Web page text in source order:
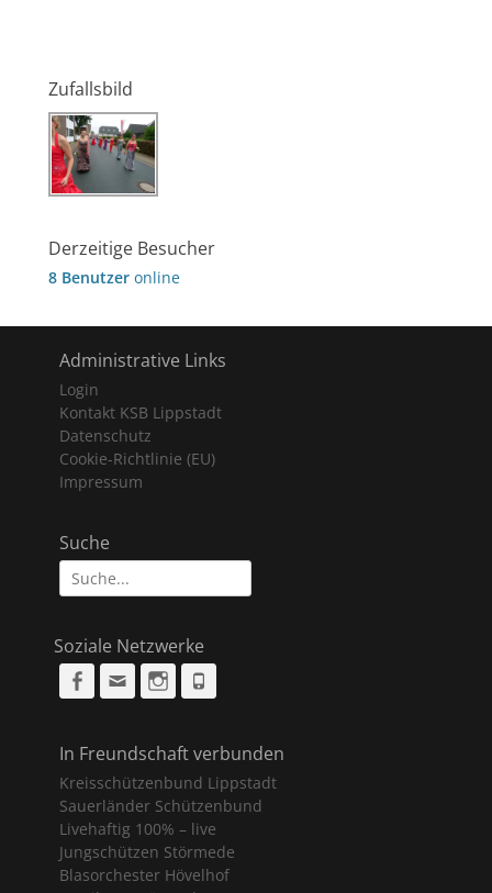
Zufallsbild
Derzeitige Besucher
8 Benutzer online
Administrative Links
Login
Kontakt KSB Lippstadt
Datenschutz
Cookie-Richtlinie (EU)
Impressum
Suche
Suche
nach:
Soziale Netzwerke
Facebook
Email Instagram
In Freundschaft verbunden
Kreisschützenbund Lippstadt
Sauerländer Schützenbund
Livehaftig 100% – live
Jungschützen Störmede
Blasorchester Hövelhof